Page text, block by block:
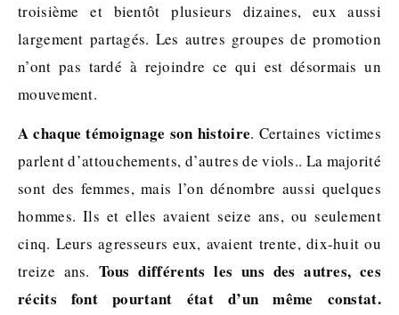
troisième et bientôt plusieurs dizaines, eux aussi
largement partagés. Les autres groupes de promotion
n’ont pas tardé à rejoindre ce qui est désormais un
mouvement.
A chaque témoignage son histoire. Certaines victimes
parlent d’attouchements, d’autres de viols.. La majorité
sont des femmes, mais l’on dénombre aussi quelques
hommes. Ils et elles avaient seize ans, ou seulement
cinq. Leurs agresseurs eux, avaient trente, dix-huit ou
treize ans. Tous différents les uns des autres, ces
récits font pourtant état d’un même constat.